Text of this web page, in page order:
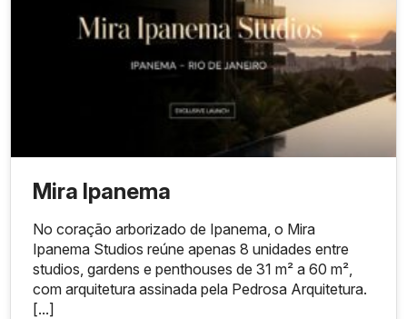
Mira Ipanema
No coração arborizado de Ipanema, o Mira
Ipanema Studios reúne apenas 8 unidades entre
studios, gardens e penthouses de 31 m² a 60 m²,
com arquitetura assinada pela Pedrosa Arquitetura.
[...]